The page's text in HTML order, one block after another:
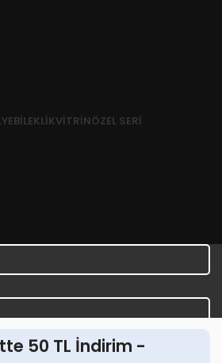
BILEKLIKVITRINÖZEL SERI
50 TL İndirim -